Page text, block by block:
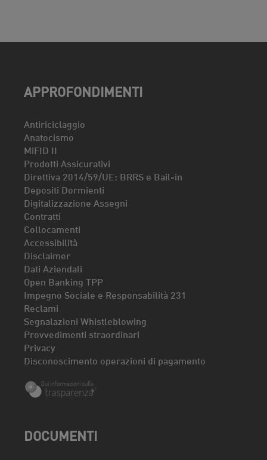
APPROFONDIMENTI
Antiriciclaggio
Anatocismo
MiFID II
Prodotti Assicurativi
Direttiva 2014/59/UE: BRRS e Bail-in
Depositi Dormienti
Digitalizzazione Assegni
Contratti
Collocamenti
Accessibilità
Disclaimer
Dati Aziendali
Open Banking TPP
Impegno Sociale e Responsabilità 231
Reclami
Segnalazioni Whistleblowing
Provvedimenti straordinari
Privacy
Disconoscimento operazioni di pagamento
DOCUMENTI